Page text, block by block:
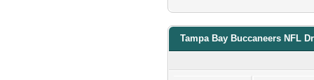
Tampa Bay Buccaneers NFL